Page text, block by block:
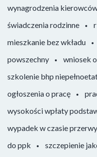
wynagrodzenia
świadczenia rodzinne
mieszkanie bez wkładu
powszechny
wniosek
szkolenie bhp
ogłoszenia o pracę
wysokości wpłaty
wypadek w czasie przerwy
do ppk
szczepienie